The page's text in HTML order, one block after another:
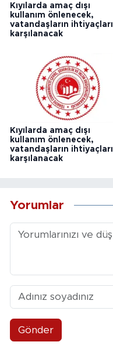
Kıyılarda amaç dışı
kullanım önlenecek,
vatandaşların ihtiyaçları
karşılanacak
Kıyılarda amaç dışı
kullanım önlenecek,
vatandaşların ihtiyaçları
karşılanacak
Yorumlar
Gönder